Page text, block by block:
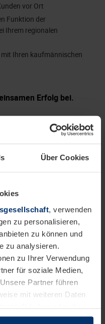
Über Cookies
, verwenden
zu personalisieren,
zu können und
zu analysieren.
zu Ihrer Verwendung
für soziale Medien,
Partner führen
mit weiteren Daten
haben oder die
Dienste gesammelt
vor Ort
Funktion der
Ihrem regionalen
Ihren kaufmännischen
Erfolg bei.
als Elektriker:in,
Mechatroniker:in,
oder vergleichbare
B
und Hebebühnen
auf dem Niveau B2
Prüfung von
im Bereich Schweißen
uns wohlfühlen.